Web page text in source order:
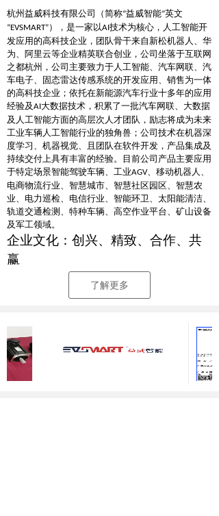
了解更多
杭州益威科技有限公司（简称“益威智能”英文
“EVSMART”），是一家以AI技术为核心，人工智能开
发应用的高科技企业，团队骨干来自新松机器人、华
为、阿里云等企业精英联合创业，公司坐落于互联网
之都杭州，公司主要致力于人工智能、汽车网联、汽
车电子、固态雷达传感系统的开发应用、销售为一体
的高科技企业；依托在新能源汽车行业十多年的应用
经验及AI大数据技术，积累了一批汽车网联、大数据
及人工智能方面的高层次人才团队，励志将成为未来
工业车辆人工智能行业的独角兽；公司技术在机器深
度学习、机器视觉、且团队在软件开发，产品集成及
持续交付上具有丰富的经验。目前公司产品主要应用
于特定场景智能驾驶车辆、工业AGV、移动机器人、
电商物流行业、智慧城市、智慧社区园区、智慧农
业、电力巡检、电信行业、智能环卫、太阳能清洁、
轨道交通检测、特种车辆、高空作业平台、矿山设备
及军工领域。
企业文化：创兴、精致、合作、共
赢